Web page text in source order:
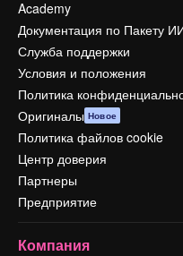
Academy
Документация по Пакету
Служба поддержки
Условия и положения
Политика
Оригиналы Новое
Политика файлов cookie
Центр доверия
Партнеры
Предприятие
Компания